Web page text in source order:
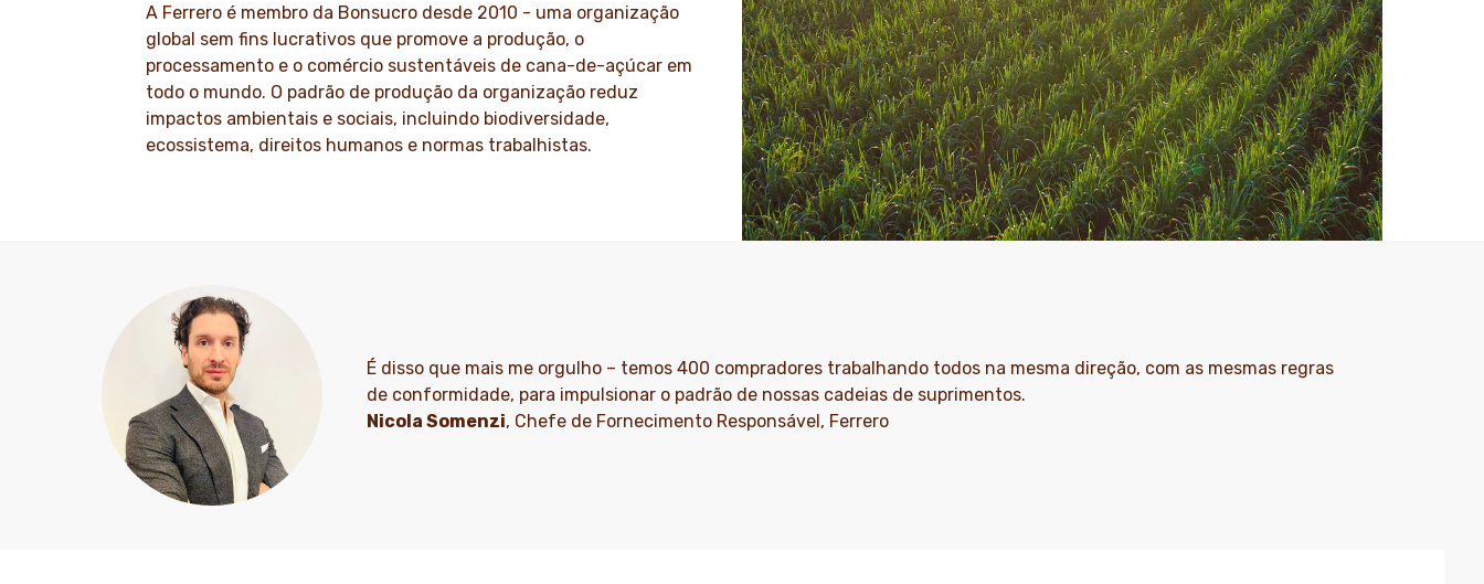
A Ferrero é membro da Bonsucro desde 2010 - uma organização
global sem fins lucrativos que promove a produção, o
processamento e o comércio sustentáveis de cana-de-açúcar em
todo o mundo. O padrão de produção da organização reduz
impactos ambientais e sociais, incluindo biodiversidade,
ecossistema, direitos humanos e normas trabalhistas.
É disso que mais me orgulho – temos 400 compradores trabalhando todos na mesma direção, com as mesmas regras
de conformidade, para impulsionar o padrão de nossas cadeias de suprimentos.
Nicola Somenzi, Chefe de Fornecimento Responsável, Ferrero